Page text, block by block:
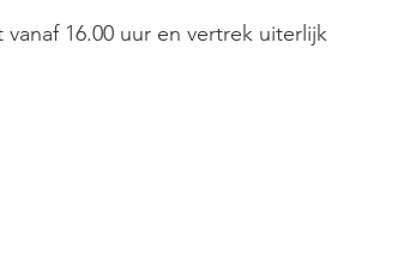
16.00 uur en vertrek uiterlijk